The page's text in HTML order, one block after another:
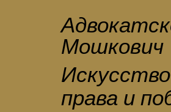
Мошкович
права и